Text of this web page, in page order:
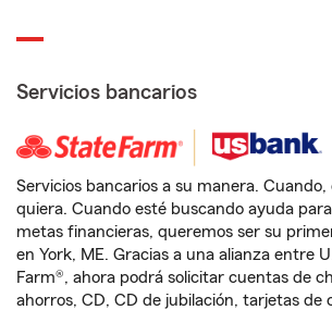
Servicios bancarios
Servicios bancarios a su manera.
quiera. Cuando esté buscando ayuda
metas financieras, queremos ser su
en York, ME. Gracias a una alianza entre
Farm®, ahora podrá solicitar cuentas de
ahorros, CD, CD de jubilación, tarjetas de